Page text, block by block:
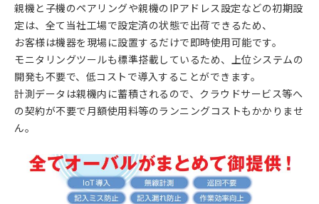
親機と子機のペアリングや親機のIPアドレス設定などの初期設
定は、全て当社工場で設定済の状態で出荷できるため、
お客様は機器を現場に設置するだけで即時使用可能です。
モニタリングツールも標準搭載しているため、上位システムの
開発も不要で、低コストで導入することができます。
計測データは親機内に蓄積されるので、クラウドサービス等へ
の契約が不要で月額使用料等のランニングコストもかかりませ
ん。